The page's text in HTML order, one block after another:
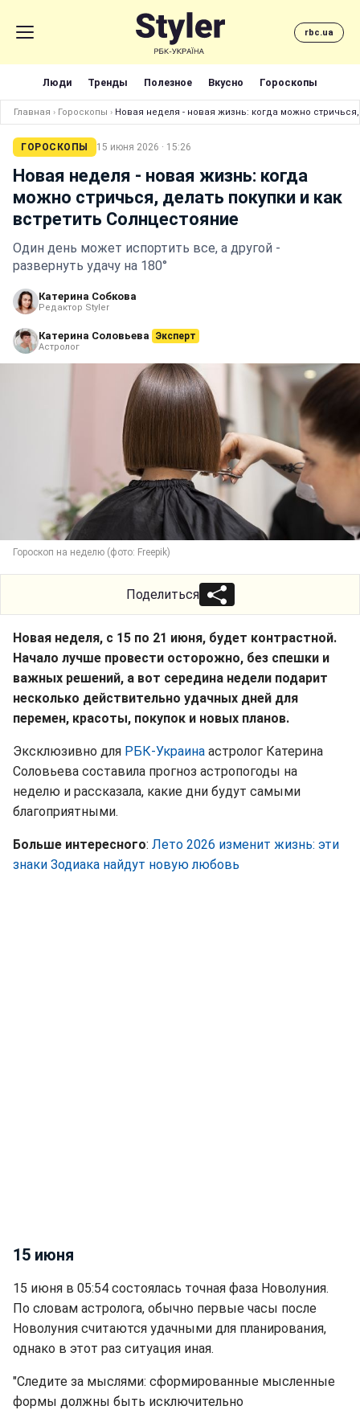
rbc.ua
Люди Тренды Полезное Вкусно Гороскопы
Главная › Гороскопы › Новая неделя - новая жизнь: когда можно
ГОРОСКОПЫ 15 июня 2026 · 15:26
Новая неделя - новая жизнь: когда
можно стричься, делать покупки и как
встретить Солнцестояние
Один день может испортить все, а другой -
развернуть удачу на 180°
Катерина Собкова
Редактор Styler
Катерина Соловьева Эксперт
Астролог
Гороскоп на неделю (фото: Freepik)
Поделиться
Новая неделя, с 15 по 21 июня, будет контрастной.
Начало лучше провести осторожно, без спешки и
важных решений, а вот середина недели подарит
несколько действительно удачных дней для
перемен, красоты, покупок и новых планов.
Эксклюзивно для РБК-Украина астролог Катерина
Соловьева составила прогноз астропогоды на
неделю и рассказала, какие дни будут самыми
благоприятными.
Больше интересного: Лето 2026 изменит жизнь: эти
знаки Зодиака найдут новую любовь
15 июня
15 июня в 05:54 состоялась точная фаза Новолуния.
По словам астролога, обычно первые часы после
Новолуния считаются удачными для планирования,
однако в этот раз ситуация иная.
"Следите за мыслями: сформированные мысленные
формы должны быть исключительно